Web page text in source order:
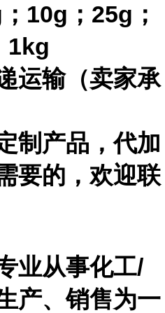
10g；25g；
1kg
运输（卖家承
制产品，代加
要的，欢迎联
业从事化工/
产、销售为一